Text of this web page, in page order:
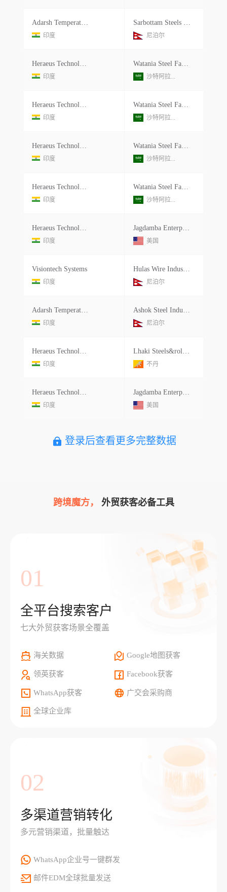
Adarsh Temperature
印度
Sarbottam Steels Pvt Ltd.
尼泊尔
Heraeus Technologies India Pvt.ltd.
印度
Watania Steel Factoryl.l.c
沙特阿拉...
Heraeus Technologies India Pvt.ltd.
印度
Watania Steel Factoryl.l.c
沙特阿拉...
Heraeus Technologies India Pvt.ltd.
印度
Watania Steel Factoryl.l.c
沙特阿拉...
Heraeus Technologies India Pvt.ltd.
印度
Watania Steel Factoryl.l.c
沙特阿拉...
Heraeus Technologies India Pvt.ltd.
印度
Jagdamba Enterprises
美国
Visiontech Systems
印度
Hulas Wire Industries Ltd.
尼泊尔
Adarsh Temperature
印度
Ashok Steel Industrises Ltd.
尼泊尔
Heraeus Technologies India Pvt.ltd.
印度
Lhaki Steels&rolling Pvt Ltd.
不丹
Heraeus Technologies India Pvt.ltd.
印度
Jagdamba Enterprises
美国
登录后查看更多完整数据
跨境魔方， 外贸获客必备工具
01
全平台搜索客户
七大外贸获客场景全覆盖
海关数据 Google地图获客
领英获客 Facebook获客
WhatsApp获客 广交会采购商
全球企业库
02
多渠道营销转化
多元营销渠道，批量触达
WhatsApp企业号一键群发
邮件EDM全球批量发送